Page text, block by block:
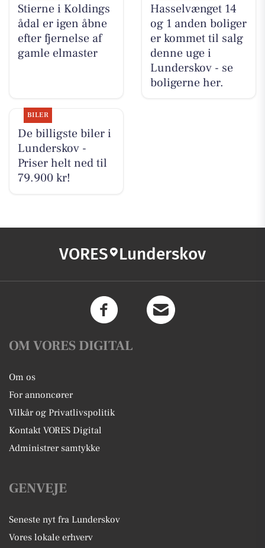
Stierne i Koldings
ådal er igen åbne
efter fjernelse af
gamle elmaster
Hasselvænget 14
og 1 anden boliger
er kommet til salg
denne uge i
Lunderskov - se
boligerne her.
BILER
De billigste biler i
Lunderskov -
Priser helt ned til
79.900 kr!
VORES Lunderskov
OM VORES DIGITAL
Om os
For annoncører
Vilkår og Privatlivspolitik
Kontakt VORES Digital
Administrer samtykke
GENVEJE
Seneste nyt fra Lunderskov
Vores lokale erhverv